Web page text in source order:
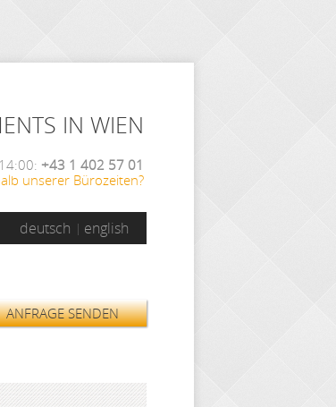
IN WIEN
+43 1 402 57 01
unserer Bürozeiten?
deutsch english
ANFRAGE SENDEN